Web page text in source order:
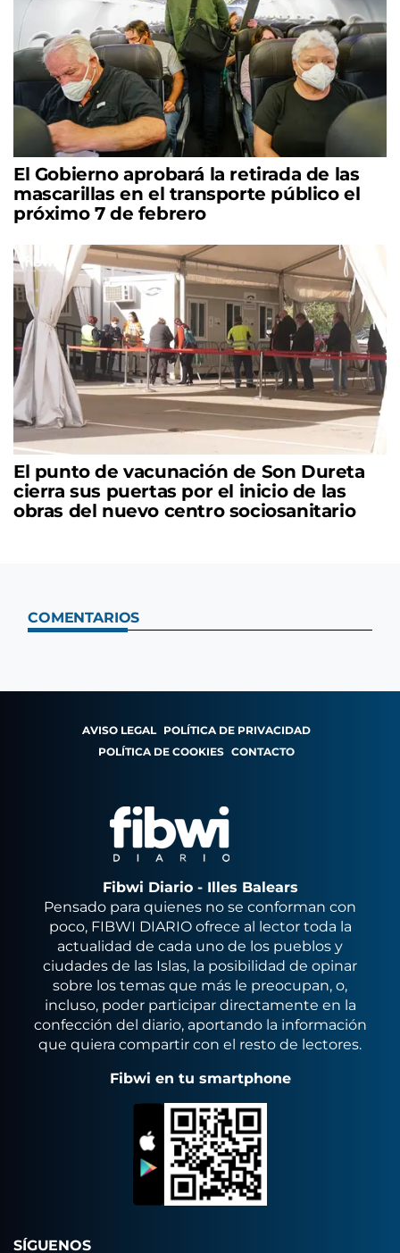
El Gobierno aprobará la retirada de las
mascarillas en el transporte público el
próximo 7 de febrero
El punto de vacunación de Son Dureta
cierra sus puertas por el inicio de las
obras del nuevo centro sociosanitario
COMENTARIOS
AVISO LEGAL POLÍTICA DE PRIVACIDAD
POLÍTICA DE COOKIES CONTACTO
Fibwi Diario - Illes Balears
Pensado para quienes no se conforman con
poco, FIBWI DIARIO ofrece al lector toda la
actualidad de cada uno de los pueblos y
ciudades de las Islas, la posibilidad de opinar
sobre los temas que más le preocupan, o,
incluso, poder participar directamente en la
confección del diario, aportando la información
que quiera compartir con el resto de lectores.
Fibwi en tu smartphone
SÍGUENOS